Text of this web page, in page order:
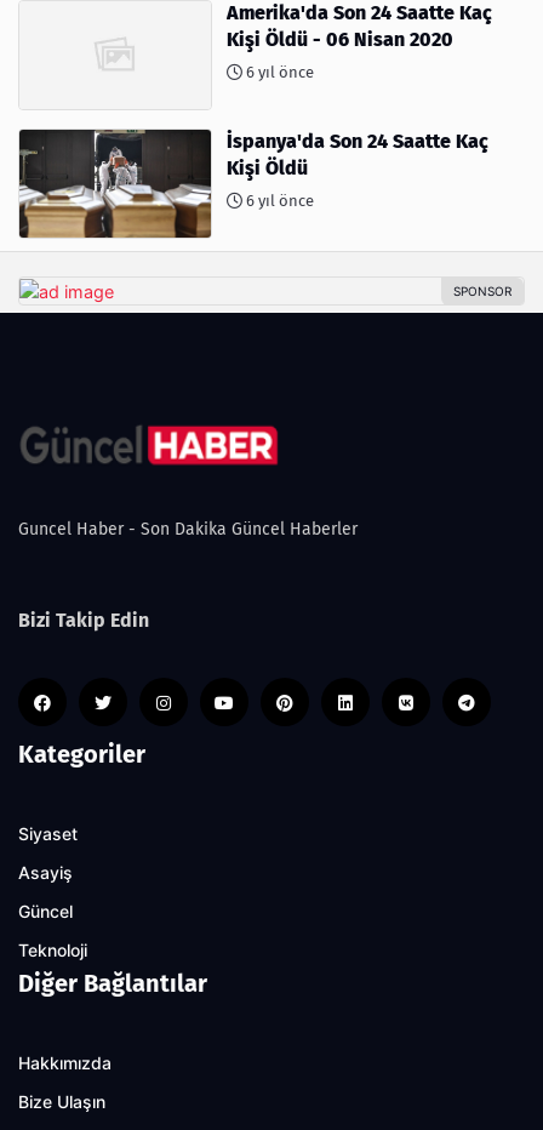
Amerika'da Son 24 Saatte Kaç
Kişi Öldü - 06 Nisan 2020
6 yıl önce
İspanya'da Son 24 Saatte Kaç
Kişi Öldü
6 yıl önce
Guncel Haber - Son Dakika Güncel Haberler
Bizi Takip Edin
Kategoriler
Siyaset
Asayiş
Güncel
Teknoloji
Diğer Bağlantılar
Hakkımızda
Bize Ulaşın